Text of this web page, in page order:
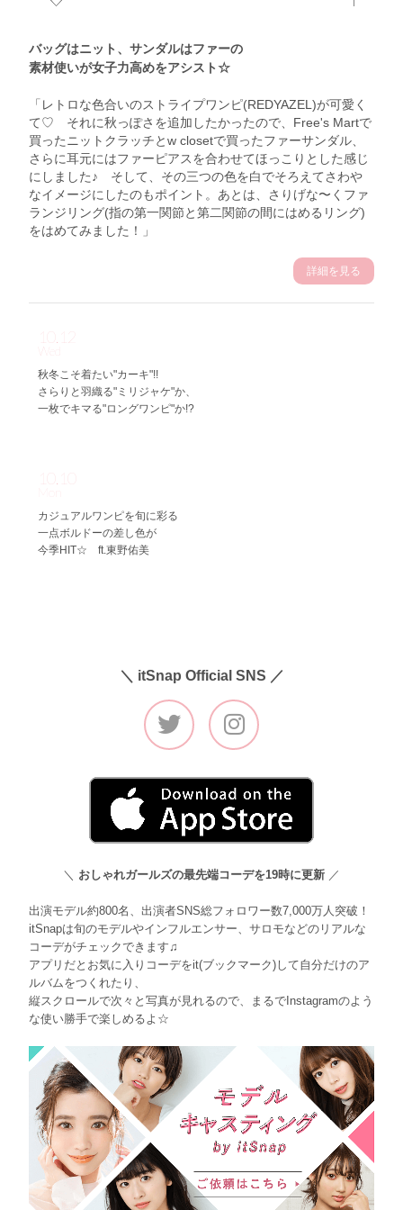
バッグはニット、サンダルはファーの
素材使いが女子力高めをアシスト☆
「レトロな色合いのストライプワンピ(REDYAZEL)が可愛く
て♡ それに秋っぽさを追加したかったので、Free's Martで
買ったニットクラッチとw closetで買ったファーサンダル、
さらに耳元にはファーピアスを合わせてほっこりとした感じ
にしました♪ そして、その三つの色を白でそろえてさわや
なイメージにしたのもポイント。あとは、さりげな〜くファ
ランジリング(指の第一関節と第二関節の間にはめるリング)
をはめてみました！」
詳細を見る
Wed
秋冬こそ着たい"カーキ"!!
さらりと羽織る"ミリジャケ"か、
一枚でキマる"ロングワンピ"か!?
カジュアルワンピを旬に彩る
一点ボルドーの差し色が
今季HIT☆ ft.東野佑美
＼ itSnap Official SNS ／
＼ おしゃれガールズの最先端コーデを19時に更新 ／
出演モデル約800名、出演者SNS総フォロワー数7,000万人突破！
itSnapは旬のモデルやインフルエンサー、サロモなどのリアルな
コーデがチェックできます♫
アプリだとお気に入りコーデをit(ブックマーク)して自分だけのア
ルバムをつくれたり、
縦スクロールで次々と写真が見れるので、まるでInstagramのよう
な使い勝手で楽しめるよ☆